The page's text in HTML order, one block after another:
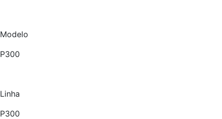
Modelo
P300
Linha
P300